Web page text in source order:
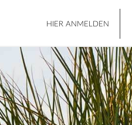
HIER ANMELDEN